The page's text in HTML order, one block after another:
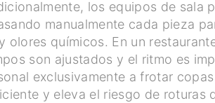
los equipos de sala
manualmente cada pieza
olores químicos. En un
son ajustados y el ritmo es
exclusivamente a frotar
y eleva el riesgo de roturas